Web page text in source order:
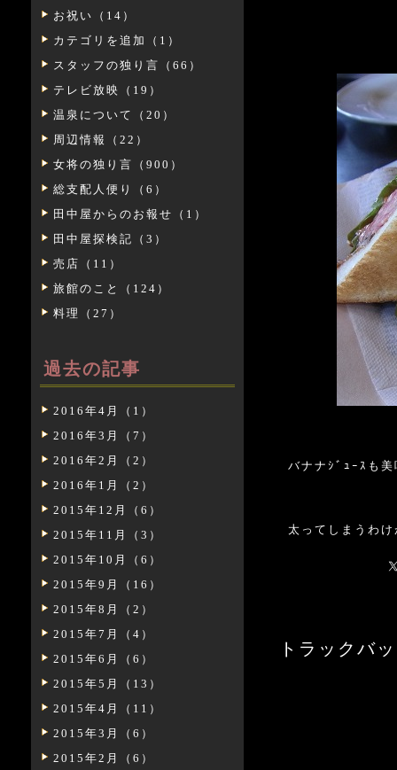
お祝い（14）
カテゴリを追加（1）
スタッフの独り言（66）
テレビ放映（19）
温泉について（20）
周辺情報（22）
女将の独り言（900）
総支配人便り（6）
田中屋からのお報せ（1）
田中屋探検記（3）
売店（11）
旅館のこと（124）
料理（27）
過去の記事
2016年4月（1）
2016年3月（7）
2016年2月（2）
2016年1月（2）
2015年12月（6）
2015年11月（3）
2015年10月（6）
2015年9月（16）
2015年8月（2）
2015年7月（4）
2015年6月（6）
2015年5月（13）
2015年4月（11）
2015年3月（6）
2015年2月（6）
バナナｼﾞｭｰｽも美
太ってしまうわ
トラックバ